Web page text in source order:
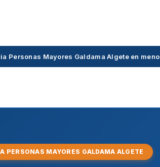
Mayores Galdama Algete en
PERSONAS MAYORES GALDAMA ALGETE